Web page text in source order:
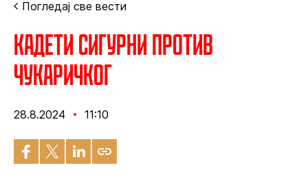
Погледај све вести
Кадети сигурни против
Чукаричког
28.8.2024 11:10